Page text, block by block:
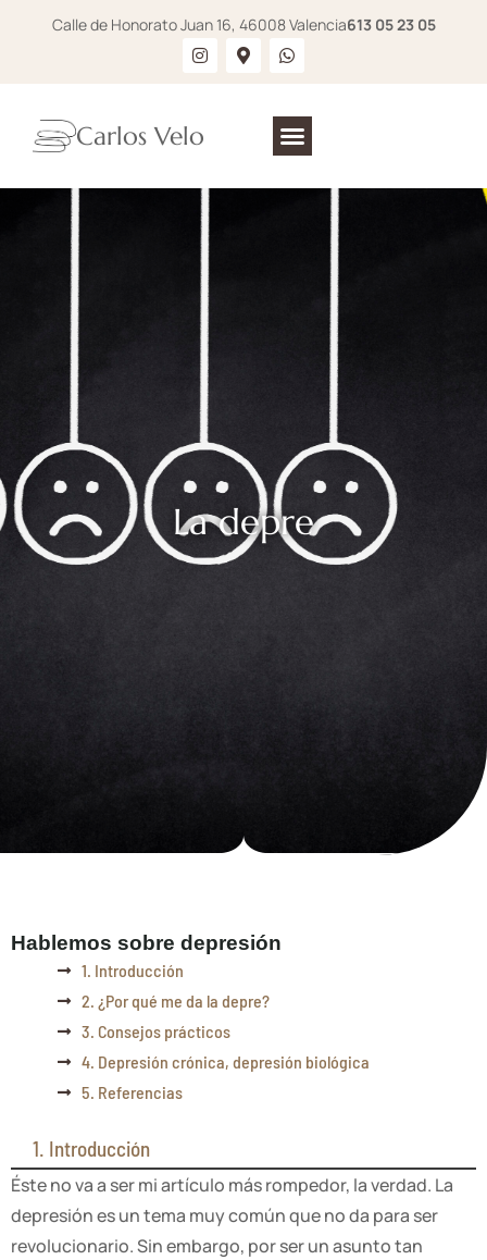
Calle de Honorato Juan 16, 46008 Valencia613 05 23 05
Carlos Velo
La depre
Hablemos sobre depresión
1. Introducción
2. ¿Por qué me da la depre?
3. Consejos prácticos
4. Depresión crónica, depresión biológica
5. Referencias
1. Introducción
Éste no va a ser mi artículo más rompedor, la verdad. La
depresión es un tema muy común que no da para ser
revolucionario. Sin embargo, por ser un asunto tan